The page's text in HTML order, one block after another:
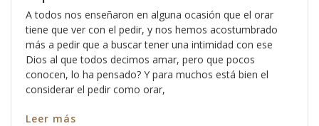
A todos nos enseñaron en alguna ocasión que el orar
tiene que ver con el pedir, y nos hemos acostumbrado
más a pedir que a buscar tener una intimidad con ese
Dios al que todos decimos amar, pero que pocos
conocen, lo ha pensado? Y para muchos está bien el
considerar el pedir como orar,
Leer más